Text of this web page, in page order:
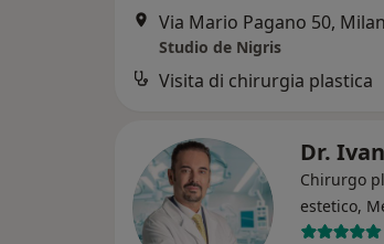
Via Mario Pagano 50,
Studio de Nigris
Visita di chirurgia plastica
Dr.
Chirurgo
estetico,